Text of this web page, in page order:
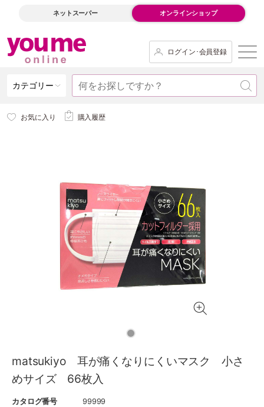
ネットスーパー オンラインショップ
ログイン･会員登録
カテゴリー
お気に入り 購入履歴
matsukiyo 耳が痛くなりにくいマスク 小さ
めサイズ 66枚入
カタログ番号
99999